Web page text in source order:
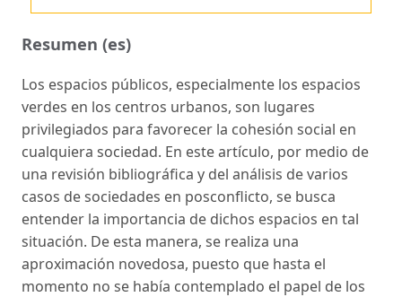
Resumen (es)
Los espacios públicos, especialmente los espacios
verdes en los centros urbanos, son lugares
privilegiados para favorecer la cohesión social en
cualquiera sociedad. En este artículo, por medio de
una revisión bibliográfica y del análisis de varios
casos de sociedades en posconflicto, se busca
entender la importancia de dichos espacios en tal
situación. De esta manera, se realiza una
aproximación novedosa, puesto que hasta el
momento no se había contemplado el papel de los